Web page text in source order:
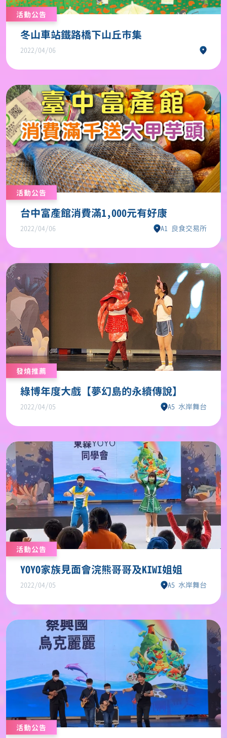
活動公告
冬山車站鐵路橋下山丘市集
2022/04/06
活動公告
台中富產館消費滿1,000元有好康
2022/04/06 A1 良食交易所
發燒推薦
綠博年度大戲【夢幻島的永續傳說】
2022/04/05 A5 水岸舞台
活動公告
YOYO家族見面會浣熊哥哥及KIWI姐姐
2022/04/05 A5 水岸舞台
活動公告